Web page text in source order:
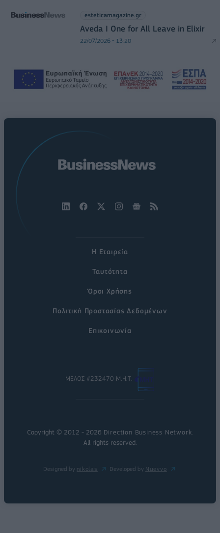
esteticamagazine.gr
Aveda I One for All Leave in Elixir
22/07/2026 - 13:20
Η Εταιρεία
Ταυτότητα
Όροι Χρήσης
Πολιτική Προστασίας Δεδομένων
Επικοινωνία
ΜΕΛΟΣ #232470 Μ.Η.Τ.
Copyright © 2012 - 2026 Direction Business Network
All rights reserved.
Designed by nikolas Developed by Nuevvo